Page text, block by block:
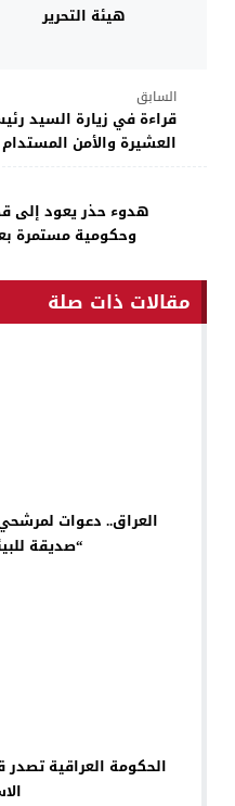
هيئة التحرير
السابق
قراءة في زيارة السيد
العشيرة والأمن المستدام
هدوء حذر يعود إلى
وحكومية مستمرة
مقالات ذات صلة
العراق.. دعوات
“صديقة
الحكومة العراقية تصدر